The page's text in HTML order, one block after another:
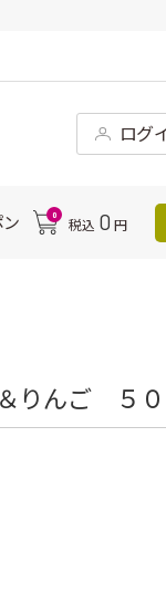
ログ
ン 0
税込 0 円
りんご ５０